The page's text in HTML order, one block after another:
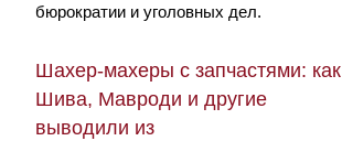
бюрократии и уголовных дел.
Шахер-махеры с запчастями: как
Шива, Мавроди и другие
выводили из